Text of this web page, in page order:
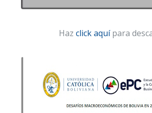
Haz click aquípara